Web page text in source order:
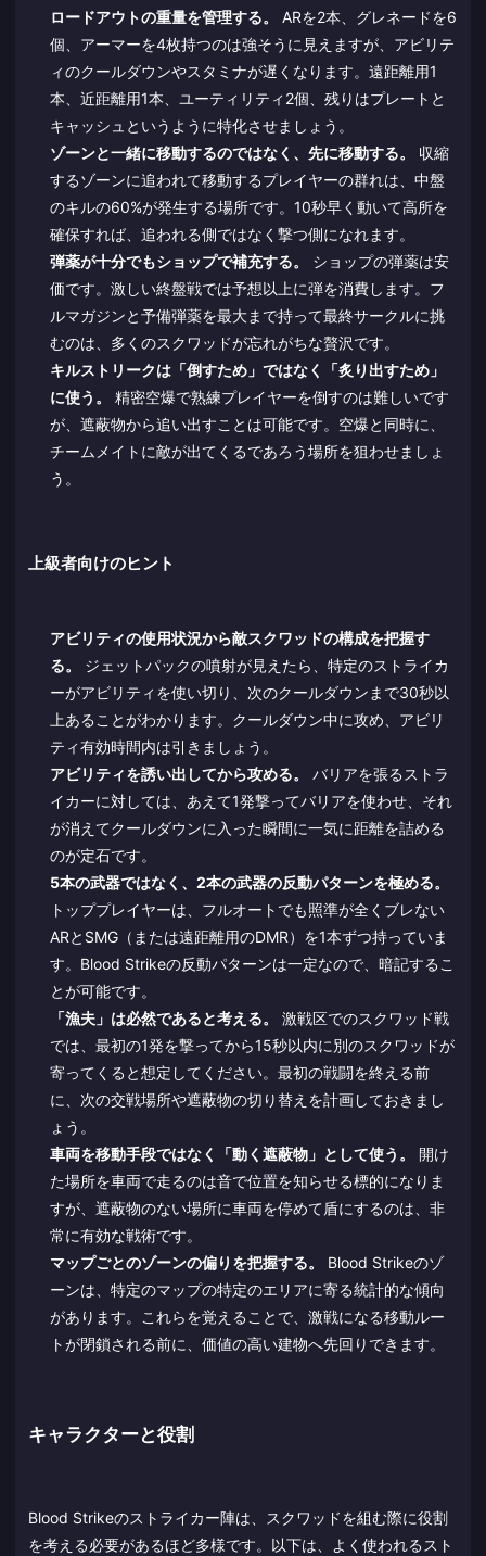
ロードアウトの重量を管理する。
ARを2本、グレネードを6
個、アーマーを4枚持つのは強そうに見えますが、アビリテ
ィのクールダウンやスタミナが遅くなります。遠距離用1
本、近距離用1本、ユーティリティ2個、残りはプレートと
キャッシュというように特化させましょう。
ゾーンと一緒に移動するのではなく、先に移動する。
収縮
するゾーンに追われて移動するプレイヤーの群れは、中盤
のキルの60%が発生する場所です。10秒早く動いて高所を
確保すれば、追われる側ではなく撃つ側になれます。
弾薬が十分でもショップで補充する。
ショップの弾薬は安
価です。激しい終盤戦では予想以上に弾を消費します。フ
ルマガジンと予備弾薬を最大まで持って最終サークルに挑
むのは、多くのスクワッドが忘れがちな贅沢です。
キルストリークは「倒すため」ではなく「炙り出すため」
に使う。
精密空爆で熟練プレイヤーを倒すのは難しいです
が、遮蔽物から追い出すことは可能です。空爆と同時に、
チームメイトに敵が出てくるであろう場所を狙わせましょ
う。
上級者向けのヒント
アビリティの使用状況から敵スクワッドの構成を把握す
る。
ジェットパックの噴射が見えたら、特定のストライカ
ーがアビリティを使い切り、次のクールダウンまで30秒以
上あることがわかります。クールダウン中に攻め、アビリ
ティ有効時間内は引きましょう。
アビリティを誘い出してから攻める。
バリアを張るストラ
イカーに対しては、あえて1発撃ってバリアを使わせ、それ
が消えてクールダウンに入った瞬間に一気に距離を詰める
のが定石です。
5本の武器ではなく、2本の武器の反動パターンを極める。
トッププレイヤーは、フルオートでも照準が全くブレない
ARとSMG（または遠距離用のDMR）を1本ずつ持っていま
す。Blood Strikeの反動パターンは一定なので、暗記するこ
とが可能です。
「漁夫」は必然であると考える。
激戦区でのスクワッド戦
では、最初の1発を撃ってから15秒以内に別のスクワッドが
寄ってくると想定してください。最初の戦闘を終える前
に、次の交戦場所や遮蔽物の切り替えを計画しておきまし
ょう。
車両を移動手段ではなく「動く遮蔽物」として使う。
開け
た場所を車両で走るのは音で位置を知らせる標的になりま
すが、遮蔽物のない場所に車両を停めて盾にするのは、非
常に有効な戦術です。
マップごとのゾーンの偏りを把握する。
Blood Strikeのゾ
ーンは、特定のマップの特定のエリアに寄る統計的な傾向
があります。これらを覚えることで、激戦になる移動ルー
トが閉鎖される前に、価値の高い建物へ先回りできます。
キャラクターと役割
Blood Strikeのストライカー陣は、スクワッドを組む際に役割
を考える必要があるほど多様です。以下は、よく使われるスト